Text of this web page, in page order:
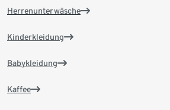
Herrenunterwäsche
Kinderkleidung
Babykleidung
Kaffee